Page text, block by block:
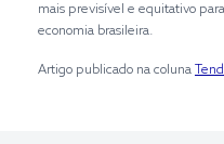
mais previsível e equitativo
economia brasileira.
Artigo publicado na coluna